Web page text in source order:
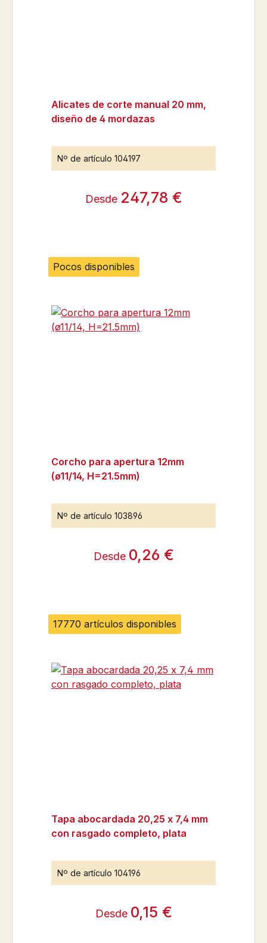
Pocos disponibles
Alicates de corte manual 20 mm,
diseño de 4 mordazas
Nº de artículo 104197
Desde 247,78 €
17770 artículos disponibles
Corcho para apertura 12mm
(ø11/14, H=21.5mm)
Nº de artículo 103896
Desde 0,26 €
Tapa abocardada 20,25 x 7,4 mm
con rasgado completo, plata
Nº de artículo 104196
Desde 0,15 €